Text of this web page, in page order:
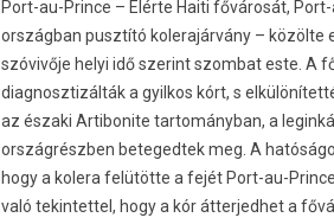
Port-au-Prince – Elérte Haiti fővárosát,
országban pusztító kolerajár­vány – közölte
szóvivője helyi idő szerint szom­bat este. A
di­ag­nosztizál­ták a gyil­kos kórt, s
az északi Ar­tibonite tar­tományban, a
országrészben bet­eged­tek meg. A
hogy a kolera felütötte a fejét Port-au-
való tekin­tettel, hogy a kór átter­jedhet a